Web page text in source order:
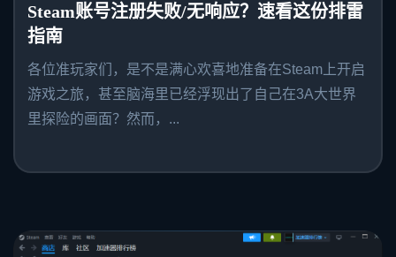
Steam账号注册失败/无响应？速看这份排雷
指南
各位准玩家们，是不是满心欢喜地准备在Steam上开启
游戏之旅，甚至脑海里已经浮现出了自己在3A大世界
里探险的画面？然而，...